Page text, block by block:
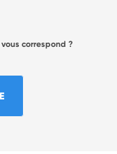
correspond ?